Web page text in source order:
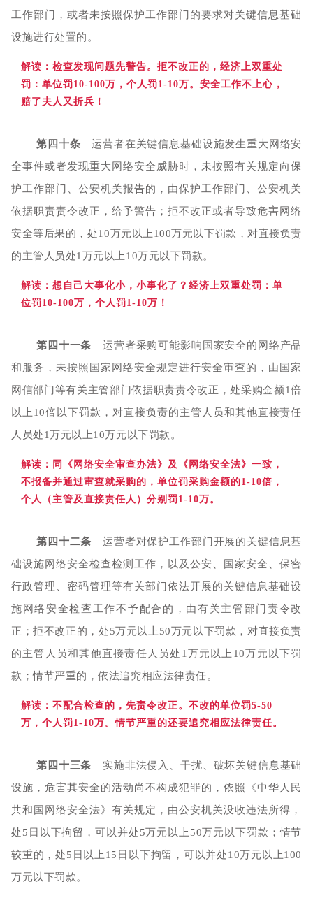
工作部门，或者未按照保护工作部门的要求对关键信息基础
设施进行处置的。
解读：检查发现问题先警告。拒不改正的，经济上双重处
罚：单位罚10-100万， 个人罚1-10万。安全工作不上心 ，
赔了夫人又折兵！
第四十条 运营者在关键信息基础设施发生重大网络安
全事件或者发现重大网络安全威胁时，未按照有关规定向保
护工作部门、公安机关报告的，由保护工作部门、公安机关
依据职责责令改正，给予警告；拒不改正或者导致危害网络
安全等后果的，处10万元以上100万元以下罚款，对直接负责
的主管人员处1万元以上10万元以下罚款。
解读 ：想自己大事化小，小事化了？经济上双重处罚：单
位罚10-100万，个人罚1-10万！
第四十一条 运营者采购可能影响国家安全的网络产品
和服务，未按照国家网络安全规定进行安全审查的，由国家
网信部门等有关主管部门依据职责责令改正，处采购金额1倍
以上10倍以下罚款，对直接负责的主管人员和其他直接责任
人员处1万元以上10万元以下罚款。
解读 ：同《网络安全审查办法》及《网络安全法》一致，
不报备并通过审查就采购的，单位罚采购金额的1-10倍，
个人（主管及直接责任人）分别罚1-10万。
第四十二条 运营者对保护工作部门开展的关键信息基
础设施网络安全检查检测工作，以及公安、国家安全、保密
行政管理、密码管理等有关部门依法开展的关键信息基础设
施网络安全检查工作不予配合的，由有关主管部门责令改
正；拒不改正的，处5万元以上50万元以下罚款，对直接负责
的主管人员和其他直接责任人员处1万元以上10万元以下罚
款；情节严重的，依法追究相应法律责任。
解读：不配合检查的，先责令改正。不改的单位罚5-50
万，个人罚1-10万。情节严重的还要追究相应法律责任。
第四十三条 实施非法侵入、干扰、破坏关键信息基础
设施，危害其安全的活动尚不构成犯罪的，依照《中华人民
共和国网络安全法》有关规定，由公安机关没收违法所得，
处5日以下拘留，可以并处5万元以上50万元以下罚款；情节
较重的，处5日以上15日以下拘留，可以并处10万元以上100
万元以下罚款。